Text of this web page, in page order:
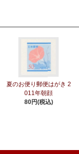
夏のお便り郵便はがき 2
011年朝顔
80円(税込)